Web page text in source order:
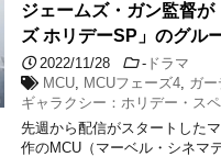
ジェームズ・ガン監督が
ズ ホリデーSP」のグル
2022/11/28 - ドラマ
MCU
MCUフェーズ4
ガー
ギャラクシー：ホリデー・ス
先週から配信がスタートした
作のMCU（マーベル・シネマ